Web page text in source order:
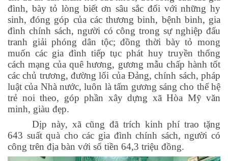
đình, bày tỏ lòng biết ơn sâu sắc đối với những hy
sinh, đóng góp của các thương binh, bệnh binh, gia
đình chính sách, người có công trong sự nghiệp đấu
tranh giải phóng dân tộc; đồng thời bày tỏ mong
muốn các gia đình tiếp tục phát huy truyền thống
cách mạng của quê hương, gương mẫu chấp hành tốt
các chủ trương, đường lối của Đảng, chính sách, pháp
luật của Nhà nước, luôn là tấm gương sáng cho thế hệ
trẻ noi theo, góp phần xây dựng xã Hòa Mỹ văn
minh, giàu đẹp.
Dịp này, xã cũng đã trích kinh phí trao tặng
643 suất quà cho các gia đình chính sách, người có
công trên địa bàn với số tiền 64,3 triệu đồng.